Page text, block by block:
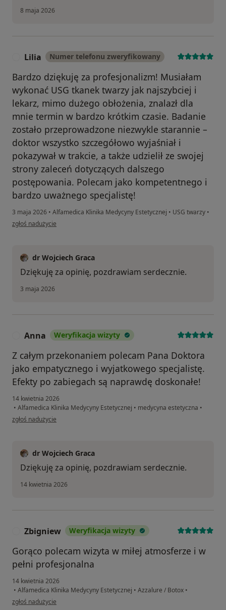
8 maja 2026
Lilia Numer telefonu zweryfikowany
Bardzo dziękuję za profesjonalizm! Musiałam
wykonać USG tkanek twarzy jak najszybciej i
lekarz, mimo dużego obłożenia, znalazł dla
mnie termin w bardzo krótkim czasie. Badanie
zostało przeprowadzone niezwykle starannie –
doktor wszystko szczegółowo wyjaśniał i
pokazywał w trakcie, a także udzielił ze swojej
strony zaleceń dotyczących dalszego
postępowania. Polecam jako kompetentnego i
bardzo uważnego specjalistę!
3 maja 2026 • Alfamedica Klinika Medycyny Estetycznej • USG twarzy •
w opinii użytkownika Lilia
zgłoś nadużycie
dr Wojciech Graca
Dziękuję za opinię, pozdrawiam serdecznie.
3 maja 2026
Anna Weryfikacja wizyty
Z całym przekonaniem polecam Pana Doktora
jako empatycznego i wyjatkowego specjalistę.
Efekty po zabiegach są naprawdę doskonałe!
14 kwietnia 2026
• Alfamedica Klinika Medycyny Estetycznej • medycyna estetyczna •
w opinii użytkownika Anna
zgłoś nadużycie
dr Wojciech Graca
Dziękuję za opinię, pozdrawiam serdecznie.
14 kwietnia 2026
Zbigniew Weryfikacja wizyty
Gorąco polecam wizyta w miłej atmosferze i w
pełni profesjonalna
14 kwietnia 2026
• Alfamedica Klinika Medycyny Estetycznej • Azzalure / Botox •
w opinii użytkownika Zbigniew
zgłoś nadużycie